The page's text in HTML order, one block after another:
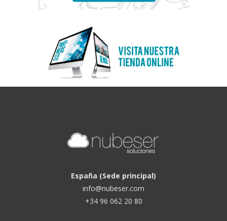
España (Sede principal)
info@nubeser.com
+34 96 062 20 80